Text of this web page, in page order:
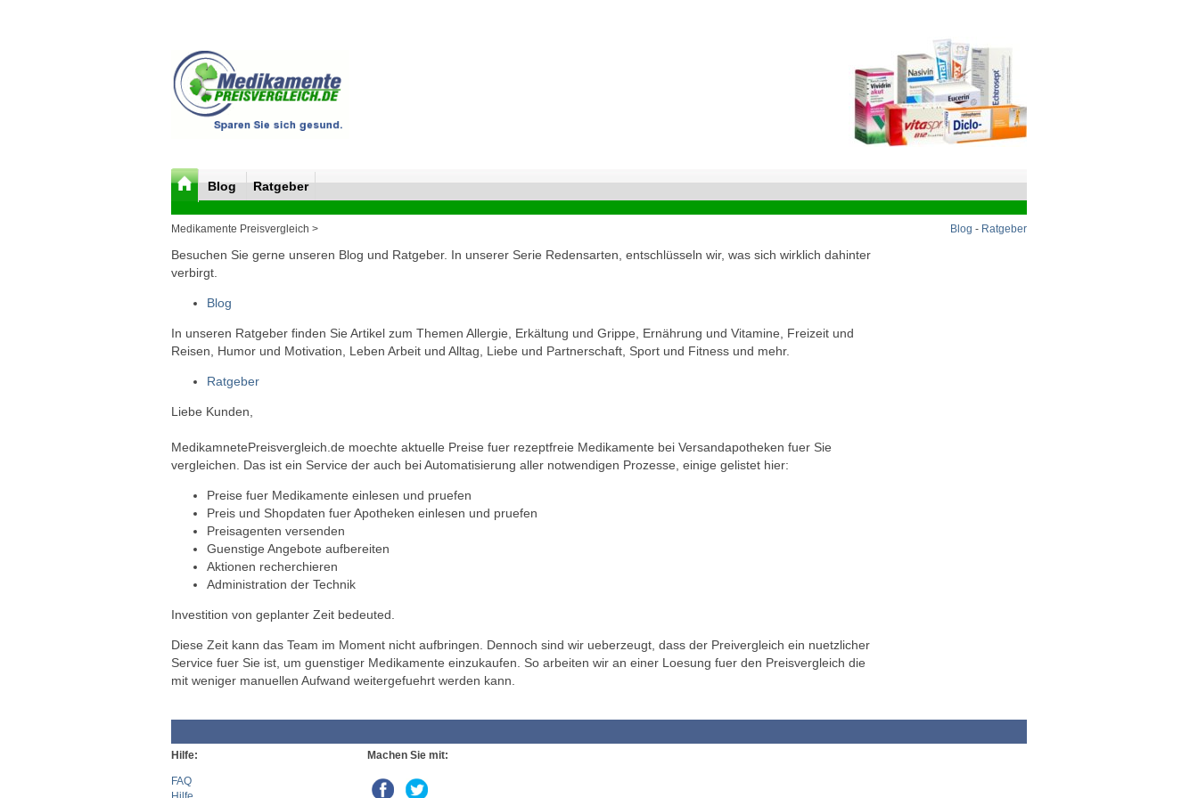
Blog Ratgeber
Medikamente Preisvergleich > Blog - Ratgeber
Besuchen Sie gerne unseren Blog und Ratgeber. In unserer Serie Redensarten, entschlüsseln wir, was sich wirklich dahinter
verbirgt.
Blog
In unseren Ratgeber finden Sie Artikel zum Themen Allergie, Erkältung und Grippe, Ernährung und Vitamine, Freizeit und
Reisen, Humor und Motivation, Leben Arbeit und Alltag, Liebe und Partnerschaft, Sport und Fitness und mehr.
Ratgeber
Liebe Kunden,
MedikamnetePreisvergleich.de moechte aktuelle Preise fuer rezeptfreie Medikamente bei Versandapotheken fuer Sie
vergleichen. Das ist ein Service der auch bei Automatisierung aller notwendigen Prozesse, einige gelistet hier:
Preise fuer Medikamente einlesen und pruefen
Preis und Shopdaten fuer Apotheken einlesen und pruefen
Preisagenten versenden
Guenstige Angebote aufbereiten
Aktionen recherchieren
Administration der Technik
Investition von geplanter Zeit bedeuted.
Diese Zeit kann das Team im Moment nicht aufbringen. Dennoch sind wir ueberzeugt, dass der Preivergleich ein nuetzlicher
Service fuer Sie ist, um guenstiger Medikamente einzukaufen. So arbeiten wir an einer Loesung fuer den Preisvergleich die
mit weniger manuellen Aufwand weitergefuehrt werden kann.
Hilfe:
FAQ
Machen Sie mit: